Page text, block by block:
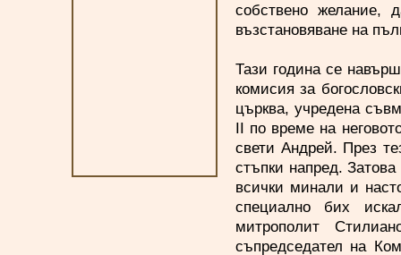
собствено
възстановяване на
Тази година се
комисия за
църква, учредена
II по време на
свети Андрей. През
стъпки напред.
всички минали и
специално бих
митрополит
съпредседател на